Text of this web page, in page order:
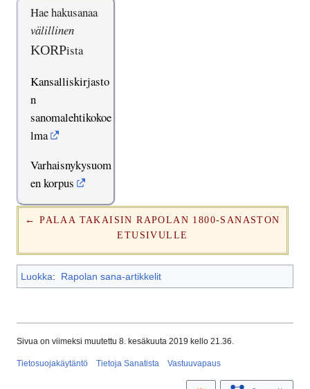
Hae hakusanaa
välillinen
KORPista
Kansalliskirjasto
n
sanomalehtikokoe
lma
Varhaisnykysuom
en korpus
← PALAA TAKAISIN RAPOLAN 1800-SANASTON
ETUSIVULLE
Luokka: Rapolan sana-artikkelit
Sivua on viimeksi muutettu 8. kesäkuuta 2019 kello 21.36.
Tietosuojakäytäntö Tietoja Sanatista Vastuuvapaus